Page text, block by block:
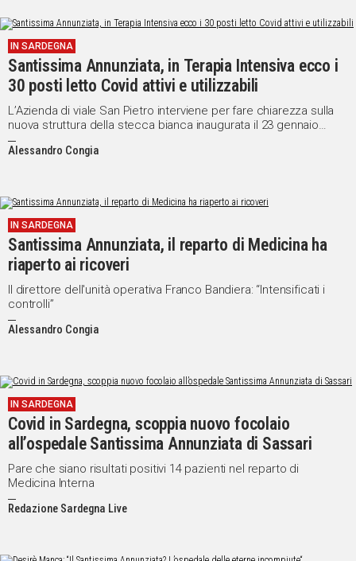
IN SARDEGNA
Santissima Annunziata, in Terapia Intensiva ecco i
30 posti letto Covid attivi e utilizzabili
L’Azienda di viale San Pietro interviene per fare chiarezza sulla
nuova struttura della stecca bianca inaugurata il 23 gennaio
scorso
Alessandro Congia
IN SARDEGNA
Santissima Annunziata, il reparto di Medicina ha
riaperto ai ricoveri
Il direttore dell'unità operativa Franco Bandiera: “Intensificati i
controlli”
Alessandro Congia
IN SARDEGNA
Covid in Sardegna, scoppia nuovo focolaio
all’ospedale Santissima Annunziata di Sassari
Pare che siano risultati positivi 14 pazienti nel reparto di
Medicina Interna
Redazione Sardegna Live